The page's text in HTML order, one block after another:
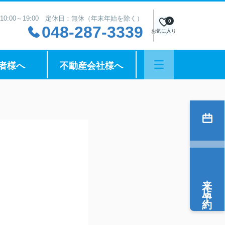
～19:00 定休日：無休（年末年始を除く）
048-287-3339 お気に入り
0
様へ 不動産会社様へ
来店予約